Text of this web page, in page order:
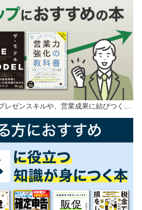
レゼンスキルや、営業成果に結びつく…